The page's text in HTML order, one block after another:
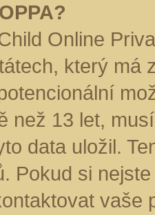
Online
který má
než 13 let,
data uložil.
Pokud si
vaše